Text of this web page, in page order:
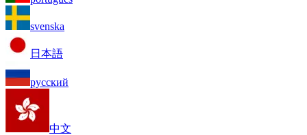
svenska
日本語
русский
中文